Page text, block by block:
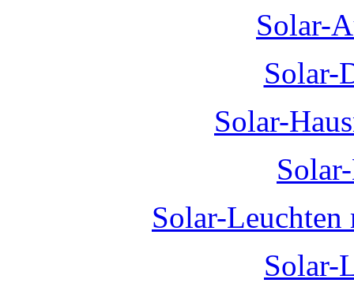
Solar-
Solar-
Solar-
Solar-Leuchten
Solar-